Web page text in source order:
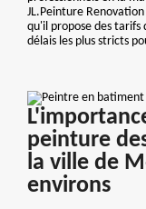
JL.Peinture
qu'il propose des tarifs
délais les plus stricts
peinture
la ville de
environs